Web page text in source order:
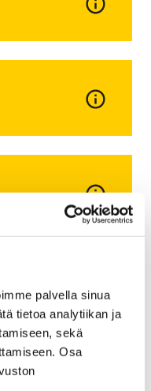
palvella sinua
tietoa analytiikan ja
sekä
Osa